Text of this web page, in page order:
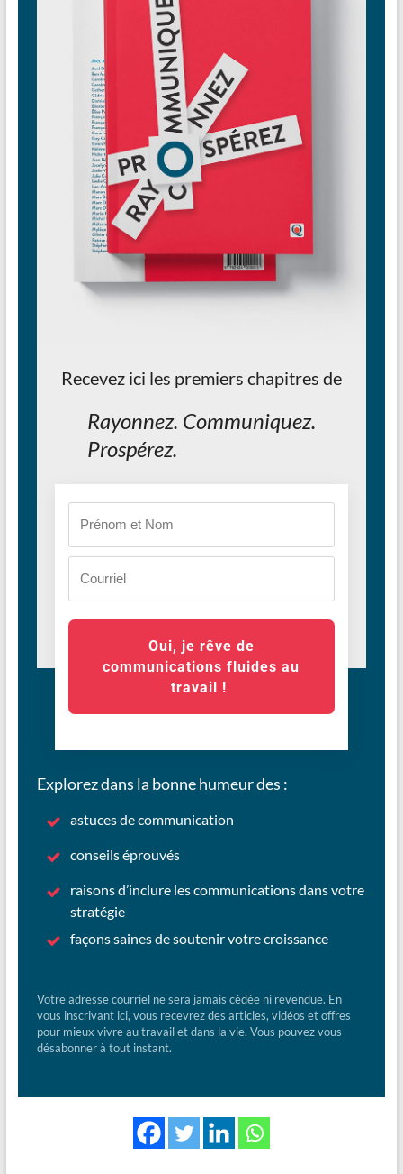
Recevez ici les premiers chapitres de
Rayonnez. Communiquez.
Prospérez.
Oui, je rêve de
communications fluides au
travail !
Explorez dans la bonne humeur des :
astuces de communication
conseils éprouvés
raisons d’inclure les communications dans votre
stratégie
façons saines de soutenir votre croissance
Votre adresse courriel ne sera jamais cédée ni revendue. En
vous inscrivant ici, vous recevrez des articles, vidéos et offres
pour mieux vivre au travail et dans la vie. Vous pouvez vous
désabonner à tout instant.